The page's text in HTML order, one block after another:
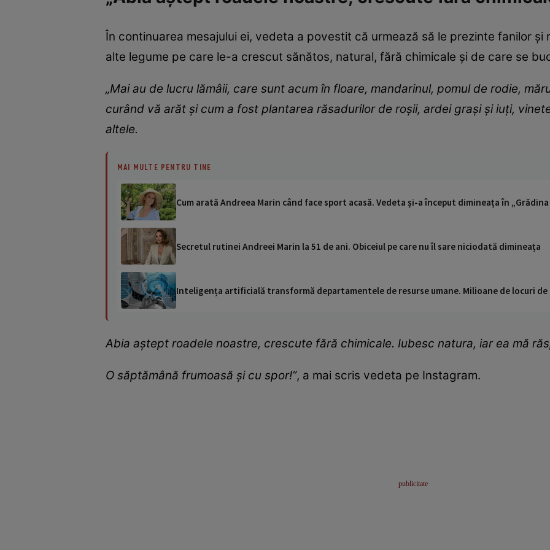
În continuarea mesajului ei, vedeta a povestit că urmează să le prezinte fanilor și
alte legume pe care le-a crescut sănătos, natural, fără chimicale și de care se
„Mai au de lucru lămâii, care sunt acum în floare, mandarinul, pomul de rodie,
curând vă arăt și cum a fost plantarea răsadurilor de roșii, ardei grași și iuți,
altele.
MAI MULTE PENTRU TINE
Cum arată Andreea Marin când face sport acasă. Vedeta și-a început dimineața în „Grădina
Secretul rutinei Andreei Marin la 51 de ani. Obiceiul pe care nu îl sare niciodată dimineața
Inteligența artificială transformă departamentele de resurse umane. Milioane de locuri
Abia aștept roadele noastre, crescute fără chimicale. Iubesc natura, iar ea mă
O săptămână frumoasă și cu spor!”, a mai scris vedeta pe Instagram.